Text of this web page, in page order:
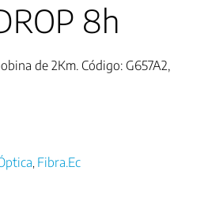
8h
de 2Km. Código: G657A2,
Fibra.Ec